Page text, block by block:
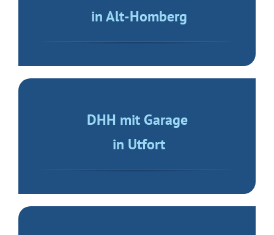
in Alt-Homberg
DHH mit Garage
in Utfort